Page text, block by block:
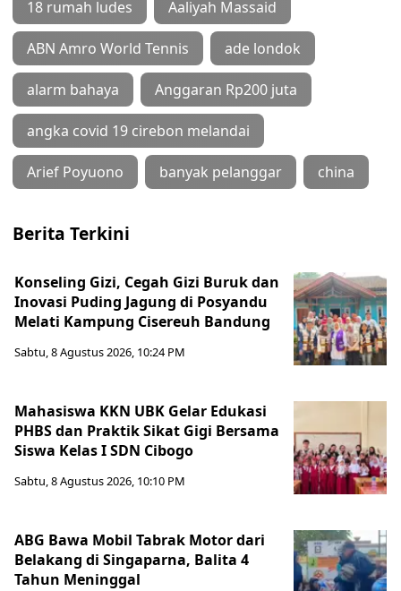
18 rumah ludes Aaliyah Massaid
ABN Amro World Tennis ade londok
alarm bahaya Anggaran Rp200 juta
angka covid 19 cirebon melandai
Arief Poyuono banyak pelanggar china
Berita Terkini
Konseling Gizi, Cegah Gizi Buruk dan
Inovasi Puding Jagung di Posyandu
Melati Kampung Cisereuh Bandung
Sabtu, 8 Agustus 2026, 10:24 PM
Mahasiswa KKN UBK Gelar Edukasi
PHBS dan Praktik Sikat Gigi Bersama
Siswa Kelas I SDN Cibogo
Sabtu, 8 Agustus 2026, 10:10 PM
ABG Bawa Mobil Tabrak Motor dari
Belakang di Singaparna, Balita 4
Tahun Meninggal